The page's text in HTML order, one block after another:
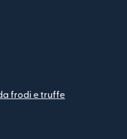
frodi e truffe